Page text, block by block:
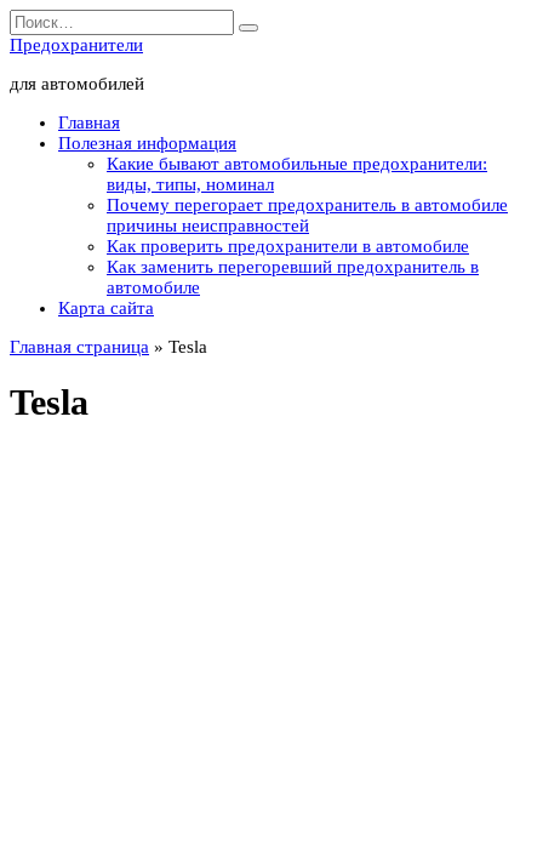
Перейти
к
содержанию
Search
for:
Предохранители
для автомобилей
Главная
Полезная информация
Какие бывают автомобильные предохранители:
виды, типы, номинал
Почему перегорает предохранитель в автомобиле
причины неисправностей
Как проверить предохранители в автомобиле
Как заменить перегоревший предохранитель в
автомобиле
Карта сайта
Главная страница » Tesla
Tesla